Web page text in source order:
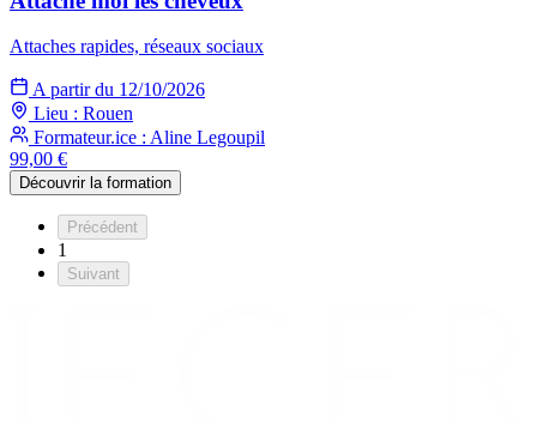
Attaches rapides, réseaux sociaux
A partir du 12/10/2026
Lieu : Rouen
Formateur.ice : Aline Legoupil
99,00 €
Découvrir la formation
Précédent
1
Suivant